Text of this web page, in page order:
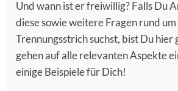
Und wann ist er freiwillig? Falls Du
diese sowie weitere Fragen rund
Trennungsstrich suchst, bist Du
gehen auf alle relevanten Aspekte
einige Beispiele für Dich!